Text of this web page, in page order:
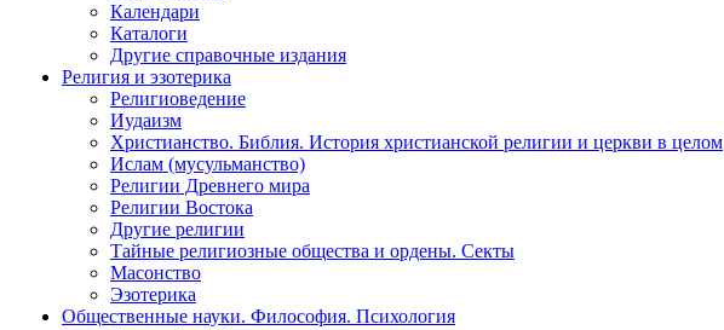
Календари
Каталоги
Другие справочные издания
Религия и эзотерика
Религиоведение
Иудаизм
Христианство. Библия. История христианской религии и церкви в целом
Ислам (мусульманство)
Религии Древнего мира
Религии Востока
Другие религии
Тайные религиозные общества и ордены. Секты
Масонство
Эзотерика
Общественные науки. Философия. Психология